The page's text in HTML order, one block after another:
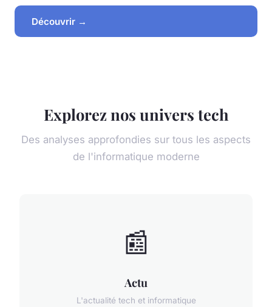
Découvrir →
Explorez nos univers tech
Des analyses approfondies sur tous les aspects
de l'informatique moderne
📰
Actu
L'actualité tech et informatique